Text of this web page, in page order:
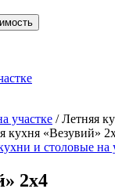
участке / Летняя
и столовые на
2х4